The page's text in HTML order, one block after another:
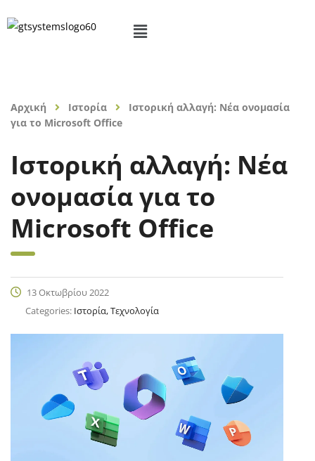
Αρχική Ιστορία
Ιστορική αλλαγή: Νέα ονομασία
για το Microsoft Office
Ιστορική αλλαγή: Νέα
ονομασία για το
Microsoft Office
13 Οκτωβρίου 2022
Categories: Ιστορία, Τεχνολογία